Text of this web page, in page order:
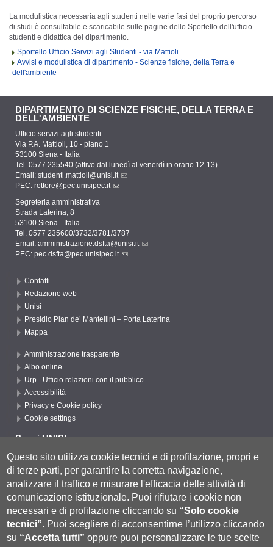
La modulistica necessaria agli studenti nelle varie fasi del proprio percorso
di studi è consultabile e scaricabile sulle pagine dello Sportello dell'ufficio
studenti e didattica del dipartimento.
Sportello Ufficio Servizi agli Studenti - via Mattioli
Avvisi e modulistica di dipartimento - Scienze fisiche, della Terra e
dell'ambiente
DIPARTIMENTO DI SCIENZE FISICHE, DELLA TERRA E
DELL'AMBIENTE
Ufficio servizi agli studenti
Via P.A. Mattioli, 10 - piano 1
53100 Siena - Italia
Tel. 0577 235540 (attivo dal lunedì al venerdì in orario 12-13)
Email: studenti.mattioli@unisi.it
PEC: rettore@pec.unisipec.it
Segreteria amministrativa
Strada Laterina, 8
53100 Siena - Italia
Tel. 0577 235600/3732/3781/3787
Email: amministrazione.dsfta@unisi.it
PEC: pec.dsfta@pec.unisipec.it
Contatti
Redazione web
Unisi
Presidio Pian de’ Mantellini – Porta Laterina
Mappa
Amministrazione trasparente
Albo online
Urp - Ufficio relazioni con il pubblico
Accessibilità
Privacy e Cookie policy
Cookie settings
Segui UNISI
Segui DSFTA
Questo sito utilizza cookie tecnici e di profilazione, propri e
di terze parti, per garantire la corretta navigazione,
analizzare il traffico e misurare l'efficacia delle attività di
comunicazione istituzionale. Puoi rifiutare i cookie non
necessari e di profilazione cliccando su “Solo cookie
tecnici”. Puoi scegliere di acconsentirne l’utilizzo cliccando
su “Accetta tutti” oppure puoi personalizzare le tue scelte